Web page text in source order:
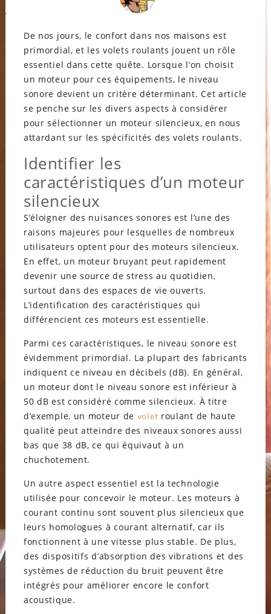
De nos jours, le confort dans nos maisons est
primordial, et les volets roulants jouent un rôle
essentiel dans cette quête. Lorsque l’on choisit
un moteur pour ces équipements, le niveau
sonore devient un critère déterminant. Cet article
se penche sur les divers aspects à considérer
pour sélectionner un moteur silencieux, en nous
attardant sur les spécificités des volets roulants.
Identifier les
caractéristiques d’un moteur
silencieux
S’éloigner des nuisances sonores est l’une des
raisons majeures pour lesquelles de nombreux
utilisateurs optent pour des moteurs silencieux.
En effet, un moteur bruyant peut rapidement
devenir une source de stress au quotidien,
surtout dans des espaces de vie ouverts.
L’identification des caractéristiques qui
différencient ces moteurs est essentielle.
Parmi ces caractéristiques, le niveau sonore est
évidemment primordial. La plupart des fabricants
indiquent ce niveau en décibels (dB). En général,
un moteur dont le niveau sonore est inférieur à
50 dB est considéré comme silencieux. À titre
d’exemple, un moteur de volet roulant de haute
qualité peut atteindre des niveaux sonores aussi
bas que 38 dB, ce qui équivaut à un
chuchotement.
Un autre aspect essentiel est la technologie
utilisée pour concevoir le moteur. Les moteurs à
courant continu sont souvent plus silencieux que
leurs homologues à courant alternatif, car ils
fonctionnent à une vitesse plus stable. De plus,
des dispositifs d’absorption des vibrations et des
systèmes de réduction du bruit peuvent être
intégrés pour améliorer encore le confort
acoustique.